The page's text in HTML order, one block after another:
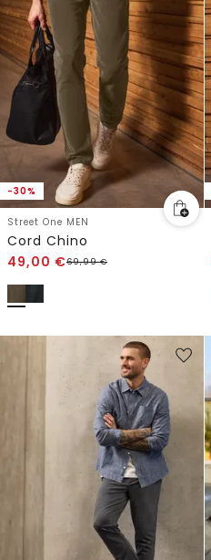
-30%
Street One MEN
Cord Chino
49,00 €69,99€